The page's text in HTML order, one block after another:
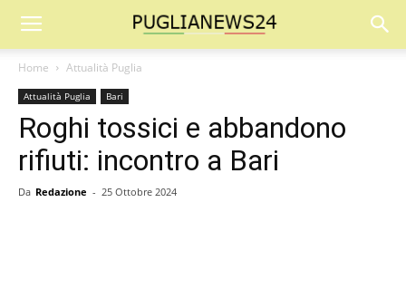
Home Attualità Puglia
Attualità Puglia Bari
Roghi tossici e abbandono
rifiuti: incontro a Bari
Da Redazione - 25 Ottobre 2024